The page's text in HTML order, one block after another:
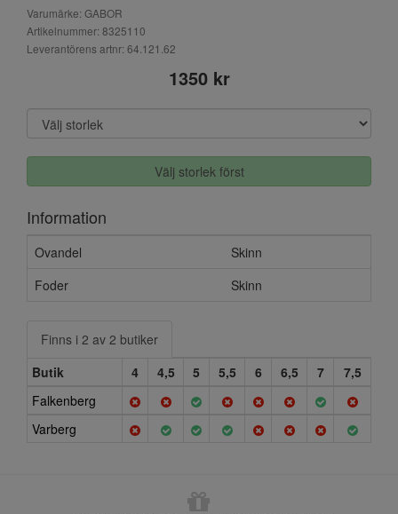
Varumärke: GABOR
Artikelnummer: 8325110
Leverantörens artnr: 64.121.62
1350 kr
Välj storlek först
Information
Ovandel
Skinn
Foder
Skinn
Finns i 2 av 2 butiker
Butik
4 4,5 5 5,5 6 6,5 7
7,5
Falkenberg
Varberg